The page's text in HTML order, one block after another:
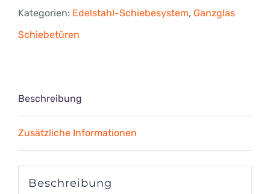
Schiebetüren
Kategorien: Edelstahl-Schiebesystem, Ganzglas
Schiebetüren
Beschreibung
Zusätzliche Informationen
Beschreibung